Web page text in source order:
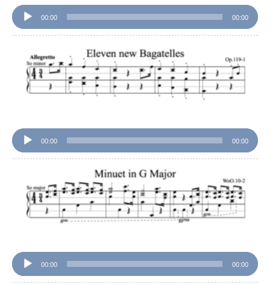
00:00 00:00
音
声
プ
レ
ー
ヤ
00:00 00:00
音
声
プ
レ
ー
ヤ
00:00 00:00